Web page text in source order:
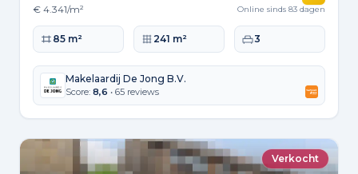
€ 4.341/m² Online sinds 83 dagen
Woonoppervlakte
85 m² Perceeloppervlakte
241 m² Slaapkamers
3
Makelaardij De Jong B.V.
Score: 8,6 • 65 reviews
Verkocht